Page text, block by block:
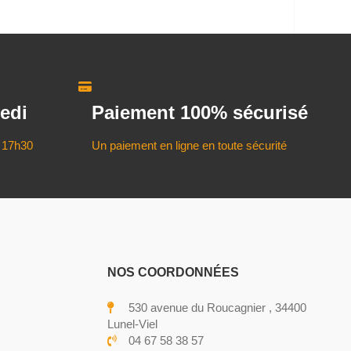
Paiement 100% sécurisé
Un paiement en ligne en toute sécurité
NOS COORDONNÉES
530 avenue du Roucagnier , 34400
Lunel-Viel
04 67 58 38 57